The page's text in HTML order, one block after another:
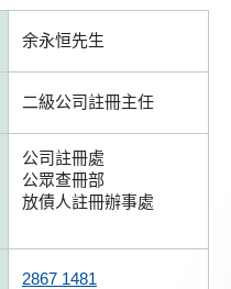
余永恒先生
二級公司註冊主任
公司註冊處
公眾查冊部
放債人註冊辦事處
2867 1481